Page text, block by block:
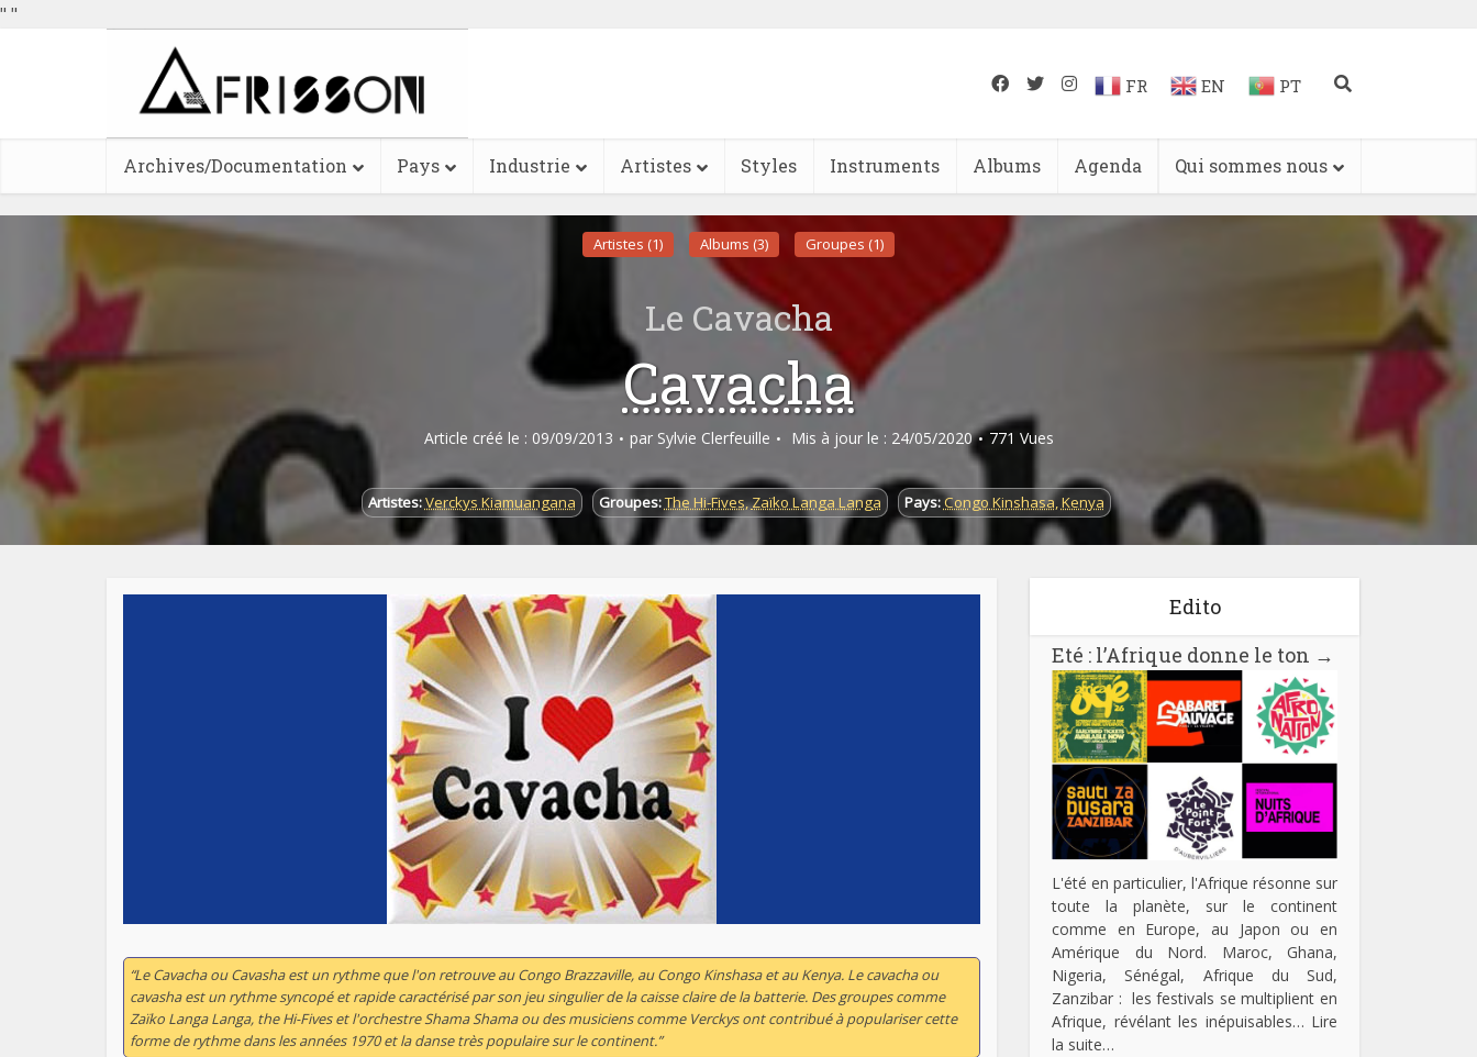
" "
FR EN PT
Archives/Documentation Pays Industrie Artistes Styles Instruments Albums Agenda Qui sommes nous
Artistes (1) Albums (3) Groupes (1)
Le Cavacha
Cavacha
Article créé le : 09/09/2013 par Sylvie Clerfeuille Mis à jour le : 24/05/2020 771 Vues
Artistes:Verckys Kiamuangana Groupes:The Hi-Fives,Zaïko Langa Langa Pays:Congo Kinshasa,Kenya
“Le Cavacha ou Cavasha est un rythme que l'on retrouve au Congo Brazzaville, au Congo Kinshasa et au Kenya. Le cavacha ou
cavasha est un rythme syncopé et rapide caractérisé par son jeu singulier de la caisse claire de la batterie. Des groupes comme
Zaïko Langa Langa, the Hi-Fives et l'orchestre Shama Shama ou des musiciens comme Verckys ont contribué à populariser cette
forme de rythme dans les années 1970 et la danse très populaire sur le continent.”
Edito
Eté : l’Afrique donne le ton →
L'été en particulier, l'Afrique résonne sur
toute la planète, sur le continent
comme en Europe, au Japon ou en
Amérique du Nord. Maroc, Ghana,
Nigeria, Sénégal, Afrique du Sud,
Zanzibar : les festivals se multiplient en
Afrique, révélant les inépuisables… Lire
la suite…